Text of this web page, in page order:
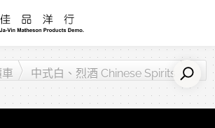
中式白、烈酒 Chinese Spirits